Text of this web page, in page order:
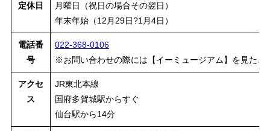
定休日
月曜日（祝日の場合その翌日）
年末年始（12月29日?1月4日）
電話番
号
022-368-0106
※お問い合わせの際には【イーミュージアム】を見たと
アクセ
ス
JR東北本線
国府多賀城駅からすぐ
仙台駅から14分